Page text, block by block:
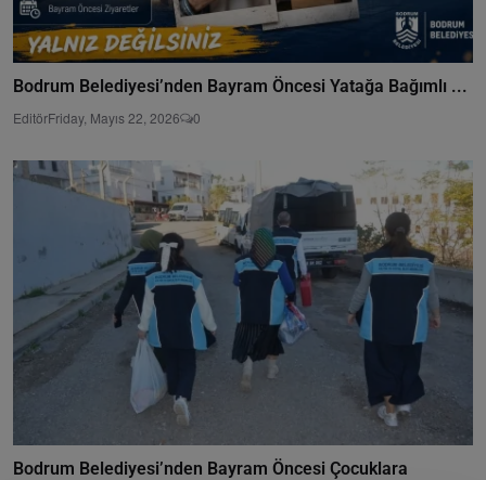
Bodrum Belediyesi’nden Bayram Öncesi Yatağa Bağımlı ...
EditörFriday, Mayıs 22, 2026 0
Bodrum Belediyesi’nden Bayram Öncesi Çocuklara